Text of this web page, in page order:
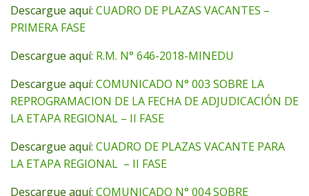
Descargue aquí: CUADRO DE PLAZAS VACANTES –
PRIMERA FASE
Descargue aquí: R.M. N° 646-2018-MINEDU
Descargue aquí: COMUNICADO N° 003 SOBRE LA
REPROGRAMACION DE LA FECHA DE ADJUDICACIÓN DE
LA ETAPA REGIONAL – II FASE
Descargue aquí: CUADRO DE PLAZAS VACANTE PARA
LA ETAPA REGIONAL – II FASE
Descargue aquí: COMUNICADO N° 004 SOBRE